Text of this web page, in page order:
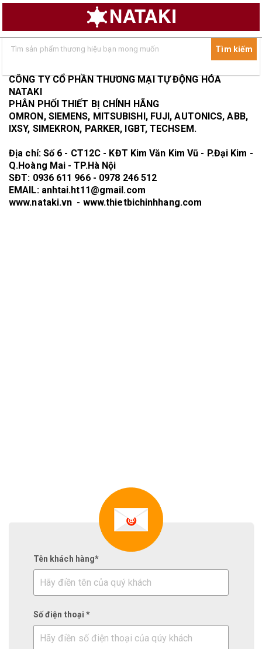
CÔNG TY CỔ PHẦN THƯƠNG MẠI TỰ ĐỘNG HÓA
NATAKI
PHÂN PHỐI THIẾT BỊ CHÍNH HÃNG
OMRON, SIEMENS, MITSUBISHI, FUJI, AUTONICS, ABB,
IXSY, SIMEKRON, PARKER, IGBT, TECHSEM.
Địa chỉ: Số 6 - CT12C - KĐT Kim Văn Kim Vũ - P.Đại Kim -
Q.Hoàng Mai - TP.Hà Nội
SĐT: 0936 611 966 - 0978 246 512
EMAIL: anhtai.ht11@gmail.com
www.nataki.vn - www.thietbichinhhang.com
Tên khách hàng*
Số điện thoại *